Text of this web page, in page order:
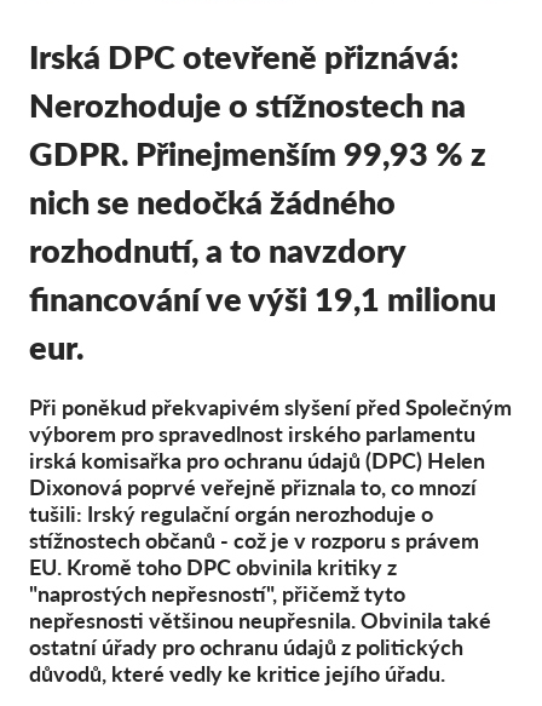
Otázky a odpovědi
Kariéra
Hromadná žaloba
OnionShare
GDPRhub
Irská DPC otevřeně přiznává:
Nerozhoduje o stížnostech na
GDPR. Přinejmenším 99,93 % z
nich se nedočká žádného
rozhodnutí, a to navzdory
financování ve výši 19,1 milionu
eur.
Při poněkud překvapivém slyšení před Společným
výborem pro spravedlnost irského parlamentu
irská komisařka pro ochranu údajů (DPC) Helen
Dixonová poprvé veřejně přiznala to, co mnozí
tušili: Irský regulační orgán nerozhoduje o
stížnostech občanů - což je v rozporu s právem
EU. Kromě toho DPC obvinila kritiky z
"naprostých nepřesností", přičemž tyto
nepřesnosti většinou neupřesnila. Obvinila také
ostatní úřady pro ochranu údajů z politických
důvodů, které vedly ke kritice jejího úřadu.